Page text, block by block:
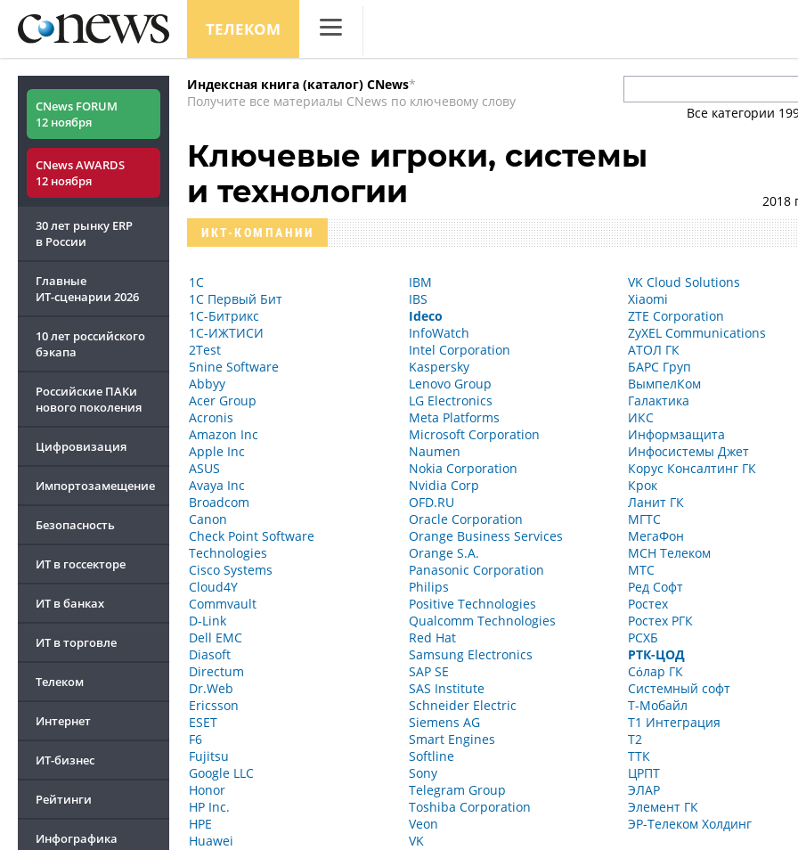
ТЕЛЕКОМ
Аналитика
Маркет
Техника
CNews FORUM
12 ноября
CNews AWARDS
12 ноября
30 лет рынку ERP
в России
Главные
ИТ-сценарии 2026
10 лет российского
бэкапа
Российские ПАКи
нового поколения
Цифровизация
Импортозамещение
Безопасность
ИТ в госсекторе
ИТ в банках
ИТ в торговле
Телеком
Интернет
ИТ-бизнес
Рейтинги
Инфографика
Индексная книга (каталог) CNews*
Получите все материалы CNews по ключевому слову
Все категории
Ключевые игроки, системы
и технологии
2018
ИКТ-КОМПАНИИ
1С
1С Первый Бит
1С-Битрикс
1С-ИЖТИСИ
2Test
5nine Software
Abbyy
Acer Group
Acronis
Amazon Inc
Apple Inc
ASUS
Avaya Inc
Broadcom
Canon
Check Point Software
Technologies
Cisco Systems
Cloud4Y
Commvault
D-Link
Dell EMC
Diasoft
Directum
Dr.Web
Ericsson
ESET
F6
Fujitsu
Google LLC
Honor
HP Inc.
HPE
Huawei
IBM
IBS
Ideco
InfoWatch
Intel Corporation
Kaspersky
Lenovo Group
LG Electronics
Meta Platforms
Microsoft Corporation
Naumen
Nokia Corporation
Nvidia Corp
OFD.RU
Oracle Corporation
Orange Business Services
Orange S.A.
Panasonic Corporation
Philips
Positive Technologies
Qualcomm Technologies
Red Hat
Samsung Electronics
SAP SE
SAS Institute
Schneider Electric
Siemens AG
Smart Engines
Softline
Sony
Telegram Group
Toshiba Corporation
Veon
VK
VK Cloud Solutions
Xiaomi
ZTE Corporation
ZyXEL Communications
АТОЛ ГК
БАРС Груп
ВымпелКом
Галактика
ИКС
Информзащита
Инфосистемы Джет
Корус Консалтинг ГК
Крок
Ланит ГК
МГТС
МегаФон
МСН Телеком
МТС
Ред Софт
Ростех
Ростех РГК
РСХБ
РТК-ЦОД
Сόлар ГК
Системный софт
Т-Мобайл
Т1 Интеграция
Т2
ТТК
ЦРПТ
ЭЛАР
Элемент ГК
ЭР-Телеком Холдинг